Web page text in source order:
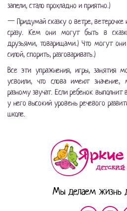
запели, стало прохладно и приятно.)
— Придумай сказку о ветре,
сразу. Кем они могут быть в
друзьями, товарищами.) Что могут
силой, спорить, разговаривать.)
Все эти упражнения, игры, занятия
усвоили, что слова имеют
разному звучат. Если ребенок выполнит
у него высокий уровень речевого
школе.
Мы делаем жизнь